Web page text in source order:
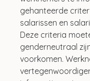
gehanteerde
salarissen en
Deze criteria
genderneutraal
voorkomen.